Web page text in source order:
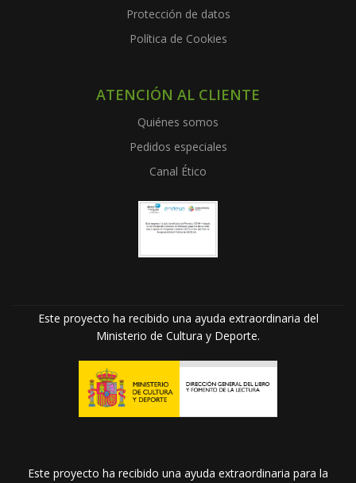
Protección de datos
Política de Cookies
ATENCIÓN AL CLIENTE
Quiénes somos
Pedidos especiales
Canal Ético
Este proyecto ha recibido una ayuda extraordinaria del
Ministerio de Cultura y Deporte.
Este proyecto ha recibido una ayuda extraordinaria para la